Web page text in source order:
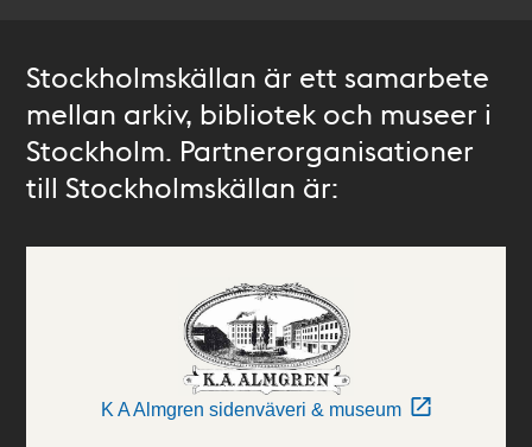
Stockholmskällan är ett samarbete
mellan arkiv, bibliotek och museer i
Stockholm. Partnerorganisationer
till Stockholmskällan är:
K A Almgren sidenväveri & museum